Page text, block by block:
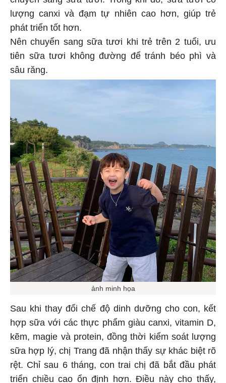
lượng canxi và đạm tự nhiên cao hơn, giúp trẻ
phát triển tốt hơn.
Nên chuyển sang sữa tươi khi trẻ trên 2 tuổi, ưu
tiên sữa tươi không đường để tránh béo phì và
sâu răng.
ảnh minh họa
Sau khi thay đổi chế độ dinh dưỡng cho con, kết
hợp sữa với các thực phẩm giàu canxi, vitamin D,
kẽm, magie và protein, đồng thời kiểm soát lượng
sữa hợp lý, chị Trang đã nhận thấy sự khác biệt rõ
rệt. Chỉ sau 6 tháng, con trai chị đã bắt đầu phát
triển chiều cao ổn định hơn. Điều này cho thấy,